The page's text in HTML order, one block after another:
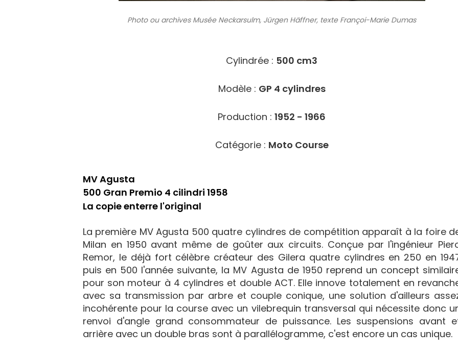
Photo ou archivesMusée Neckarsulm, Jürgen Häffner, texte Françoi-Marie Dumas
Cylindrée : 500 cm3
Modèle : GP 4 cylindres
Production : 1952 - 1966
Catégorie : Moto Course
MV Agusta
500 Gran Premio 4 cilindri 1958
La copie enterre l'original
La première MV Agusta 500 quatre cylindres de compétition apparaît à la foire
Milan en 1950 avant même de goûter aux circuits. Conçue par l'ingénieur
Remor, le déjà fort célèbre créateur des Gilera quatre cylindres en 250 en
puis en 500 l'année suivante, la MV Agusta de 1950 reprend un concept
pour son moteur à 4 cylindres et double ACT. Elle innove totalement en
avec sa transmission par arbre et couple conique, une solution d'ailleurs
incohérente pour la course avec un vilebrequin transversal qui nécessite donc
renvoi d'angle grand consommateur de puissance. Les suspensions avant
arrière avec un double bras sont à parallélogramme, c'est encore un cas unique.